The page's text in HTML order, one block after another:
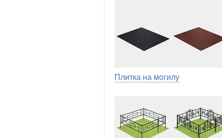
Плитка на могилу